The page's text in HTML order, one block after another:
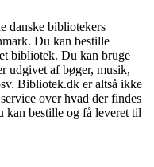
danske bibliotekers
Du kan bestille
bibliotek. Du kan bruge
udgivet af bøger, musik,
Bibliotek.dk er altså ikke
over hvad der findes
kan bestille og få leveret til